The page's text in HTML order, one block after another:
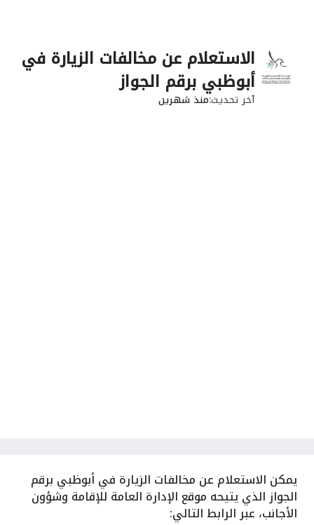
الاستعلام عن مخالفات الزيارة في
أبوظبي برقم الجواز
آخر تحديثمنذ شهرين
يمكن الاستعلام عن مخالفات الزيارة في أبوظبي برقم
الجواز الذي يتيحه موقع الإدارة العامة للإقامة وشؤون
الأجانب، عبر الرابط التالي: